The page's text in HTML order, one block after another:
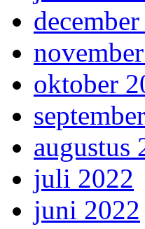
oktober
augustus
juli 2022
juni 2022